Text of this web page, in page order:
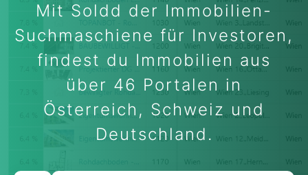
Mit Soldd der Immobilien-
Suchmaschiene für Investoren,
findest du Immobilien aus
über 46 Portalen in
Österreich, Schweiz und
Deutschland.